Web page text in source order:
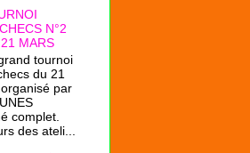
N°2
MARS
tournoi
du 21
par
complet.
des ateli...